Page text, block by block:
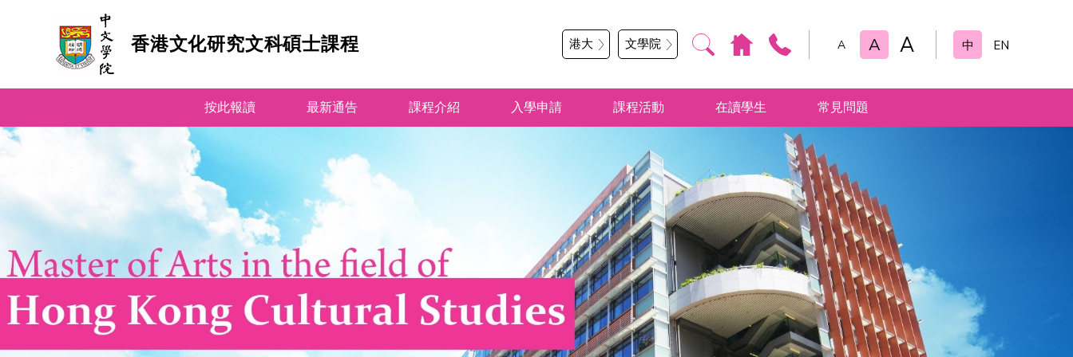
香港文化研究文科碩士課程
(按
輸
入
鍵)
港大 文學院 A A A 中 EN
按此報讀 最新通告 課程介紹 入學申請 課程活動 在讀學生 常見問題